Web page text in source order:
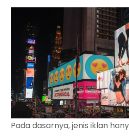
Pada dasarnya, jenis iklan